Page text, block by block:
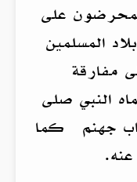
على
المسلمين
مفارقة
النبي صلى
باب جهنم كما